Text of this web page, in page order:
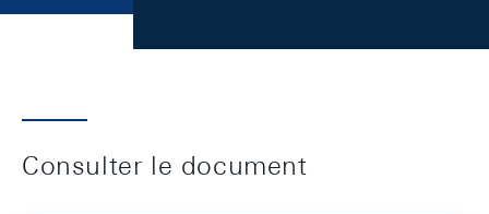
Consulter le document